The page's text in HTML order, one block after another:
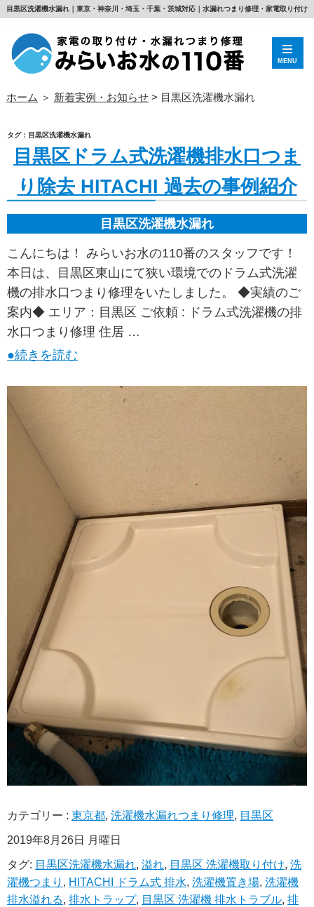
目黒区洗濯機水漏れ｜東京・神奈川・埼玉・千葉・茨城対応｜水漏れつまり修理・家電取り付け
MENU
ホーム ＞ 新着実例・お知らせ> 目黒区洗濯機水漏れ
タグ：目黒区洗濯機水漏れ
目黒区ドラム式洗濯機排水口つま
り除去 HITACHI 過去の事例紹介
目黒区洗濯機水漏れ
こんにちは！ みらいお水の110番のスタッフです！
本日は、目黒区東山にて狭い環境でのドラム式洗濯
機の排水口つまり修理をいたしました。 ◆実績のご
案内◆ エリア：目黒区 ご依頼 : ドラム式洗濯機の排
水口つまり修理 住居 …
●続きを読む
カテゴリー :東京都,洗濯機水漏れつまり修理, 目黒区
2019年8月26日 月曜日
タグ: 目黒区洗濯機水漏れ,溢れ, 目黒区 洗濯機取り付け,洗
濯機つまり , HITACHI ドラム式 排水,洗濯機置き場,洗濯機
排水溢れる,排水トラップ, 目黒区 洗濯機 排水トラブル,排